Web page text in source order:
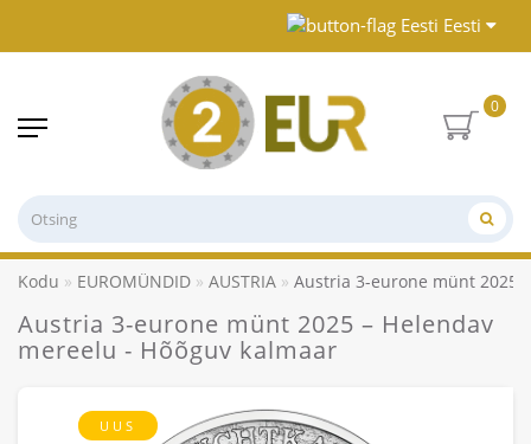
Eesti
0
Kodu EUROMÜNDID AUSTRIA Austria 3-eurone münt 2025
Austria 3-eurone münt 2025 – Helendav
mereelu - Hõõguv kalmaar
UUS